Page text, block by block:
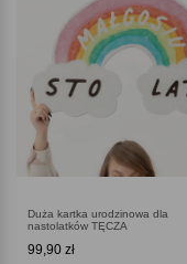
Duża kartka urodzinowa dla
nastolatków TĘCZA
99,90 zł